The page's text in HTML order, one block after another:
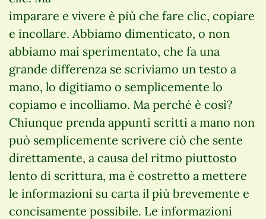
imparare e vivere è più che fare clic, copiare
e incollare. Abbiamo dimenticato, o non
abbiamo mai sperimentato, che fa una
grande differenza se scriviamo un testo a
mano, lo digitiamo o semplicemente lo
copiamo e incolliamo. Ma perché è così?
Chiunque prenda appunti scritti a mano non
può semplicemente scrivere ciò che sente
direttamente, a causa del ritmo piuttosto
lento di scrittura, ma è costretto a mettere
le informazioni su carta il più brevemente e
concisamente possibile. Le informazioni